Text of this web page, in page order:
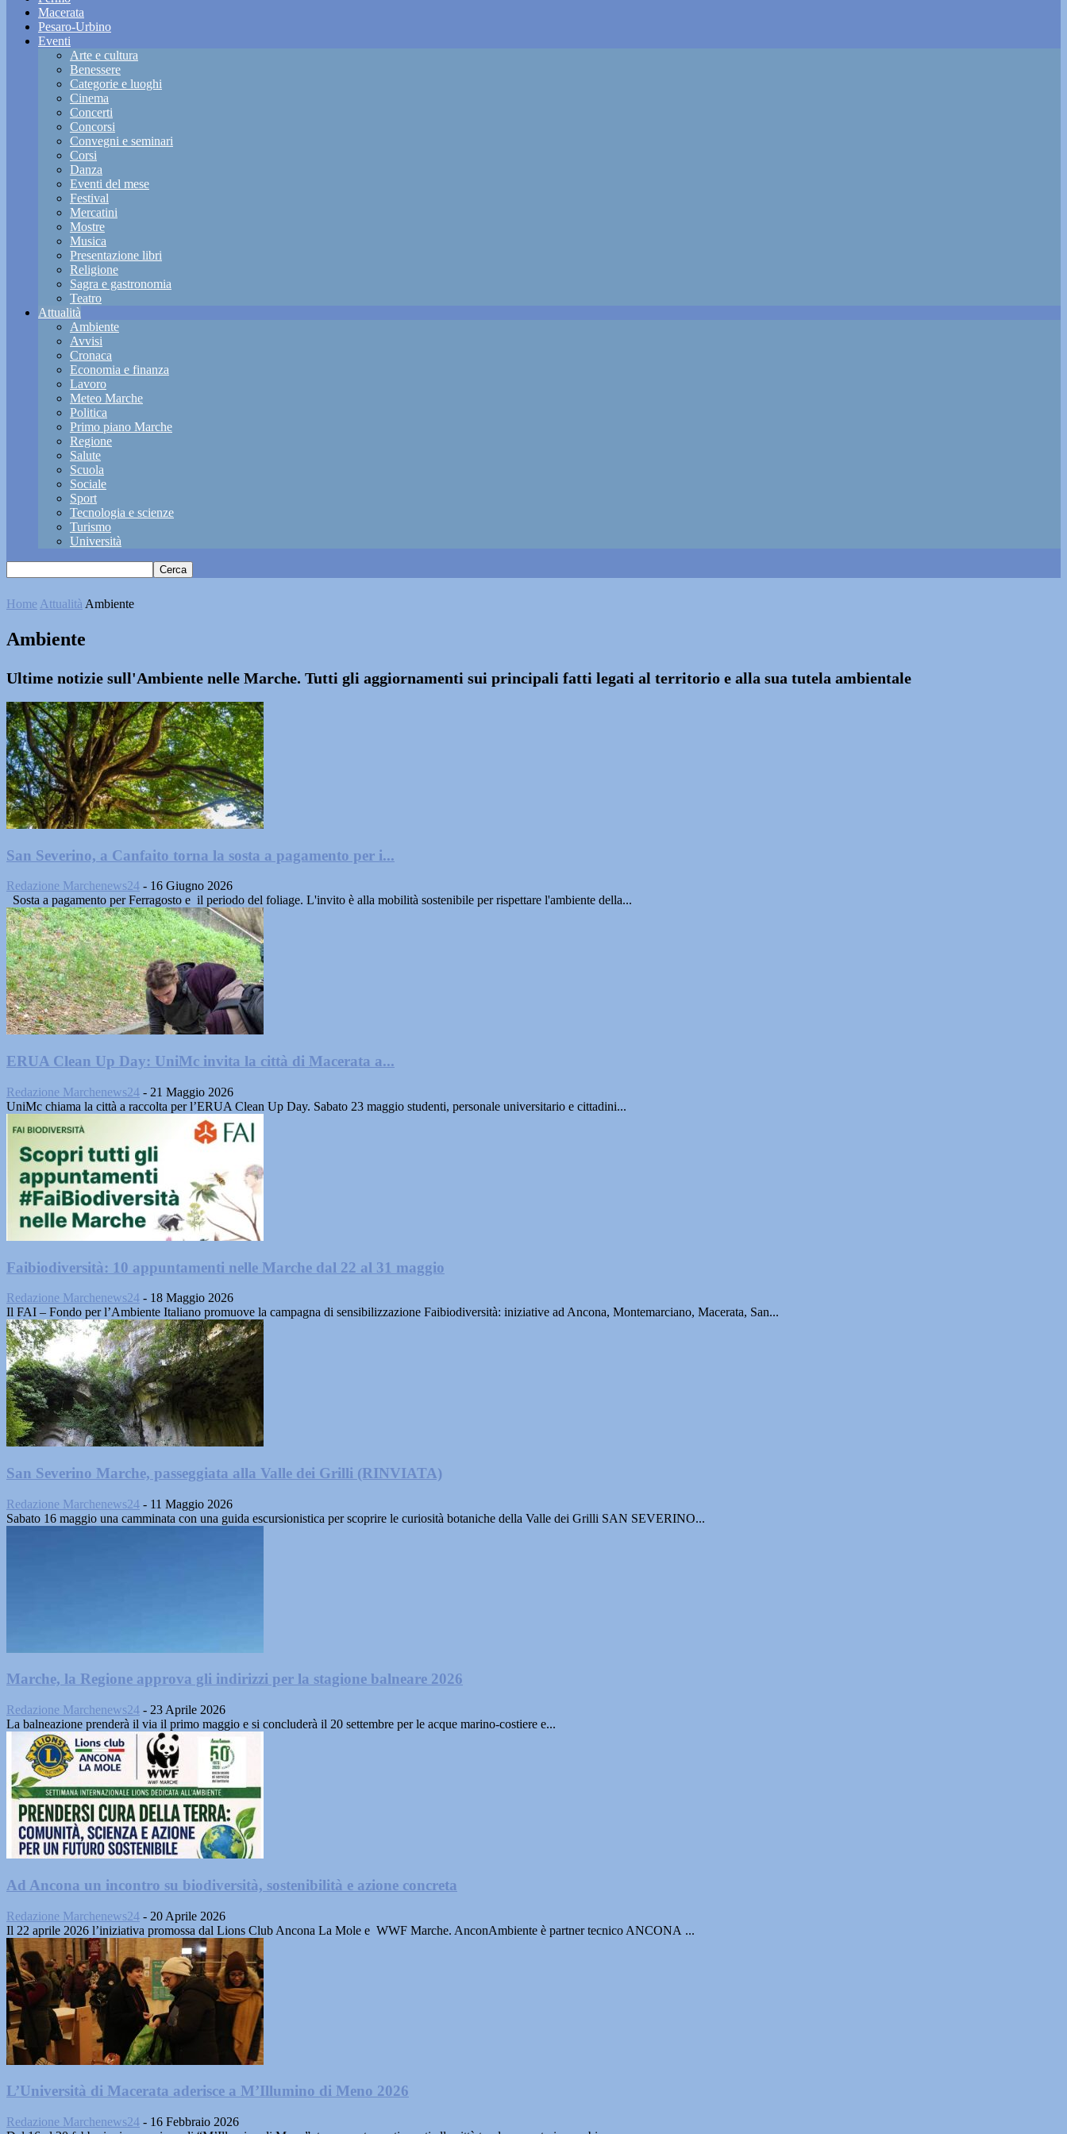
Macerata
Pesaro-Urbino
Eventi
Arte e cultura
Benessere
Categorie e luoghi
Cinema
Concerti
Concorsi
Convegni e seminari
Corsi
Danza
Eventi del mese
Festival
Mercatini
Mostre
Musica
Presentazione libri
Religione
Sagra e gastronomia
Teatro
Attualità
Ambiente
Avvisi
Cronaca
Economia e finanza
Lavoro
Meteo Marche
Politica
Primo piano Marche
Regione
Salute
Scuola
Sociale
Sport
Tecnologia e scienze
Turismo
Università
Home Attualità Ambiente
Ambiente
Ultime notizie sull'Ambiente nelle Marche. Tutti gli aggiornamenti sui principali fatti legati al territorio e alla sua tutela ambientale
San Severino, a Canfaito torna la sosta a pagamento per i...
Redazione Marchenews24 - 16 Giugno 2026
Sosta a pagamento per Ferragosto e il periodo del foliage. L'invito è alla mobilità sostenibile per rispettare l'ambiente della...
ERUA Clean Up Day: UniMc invita la città di Macerata a...
Redazione Marchenews24 - 21 Maggio 2026
UniMc chiama la città a raccolta per l’ERUA Clean Up Day. Sabato 23 maggio studenti, personale universitario e cittadini...
Faibiodiversità: 10 appuntamenti nelle Marche dal 22 al 31 maggio
Redazione Marchenews24 - 18 Maggio 2026
Il FAI – Fondo per l’Ambiente Italiano promuove la campagna di sensibilizzazione Faibiodiversità: iniziative ad Ancona, Montemarciano, Macerata, San...
San Severino Marche, passeggiata alla Valle dei Grilli (RINVIATA)
Redazione Marchenews24 - 11 Maggio 2026
Sabato 16 maggio una camminata con una guida escursionistica per scoprire le curiosità botaniche della Valle dei Grilli SAN SEVERINO...
Marche, la Regione approva gli indirizzi per la stagione balneare 2026
Redazione Marchenews24 - 23 Aprile 2026
La balneazione prenderà il via il primo maggio e si concluderà il 20 settembre per le acque marino-costiere e...
Ad Ancona un incontro su biodiversità, sostenibilità e azione concreta
Redazione Marchenews24 - 20 Aprile 2026
Il 22 aprile 2026 l’iniziativa promossa dal Lions Club Ancona La Mole e WWF Marche. AnconAmbiente è partner tecnico ANCONA ...
L’Università di Macerata aderisce a M’Illumino di Meno 2026
Redazione Marchenews24 - 16 Febbraio 2026